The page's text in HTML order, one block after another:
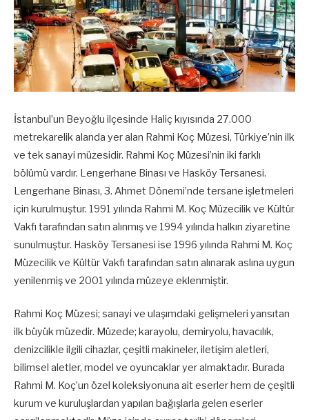
İstanbul’un Beyoğlu ilçesinde Haliç kıyısında 27.000
metrekarelik alanda yer alan Rahmi Koç Müzesi, Türkiye’nin ilk
ve tek sanayi müzesidir. Rahmi Koç Müzesi’nin iki farklı
bölümü vardır. Lengerhane Binası ve Hasköy Tersanesi.
Lengerhane Binası, 3. Ahmet Dönemi’nde tersane işletmeleri
için kurulmuştur. 1991 yılında Rahmi M. Koç Müzecilik ve Kültür
Vakfı tarafından satın alınmış ve 1994 yılında halkın ziyaretine
sunulmuştur. Hasköy Tersanesi ise 1996 yılında Rahmi M. Koç
Müzecilik ve Kültür Vakfı tarafından satın alınarak aslına uygun
yenilenmiş ve 2001 yılında müzeye eklenmiştir.
Rahmi Koç Müzesi; sanayi ve ulaşımdaki gelişmeleri yansıtan
ilk büyük müzedir. Müzede; karayolu, demiryolu, havacılık,
denizcilikle ilgili cihazlar, çeşitli makineler, iletişim aletleri,
bilimsel aletler, model ve oyuncaklar yer almaktadır. Burada
Rahmi M. Koç’un özel koleksiyonuna ait eserler hem de çeşitli
kurum ve kuruluşlardan yapılan bağışlarla gelen eserler